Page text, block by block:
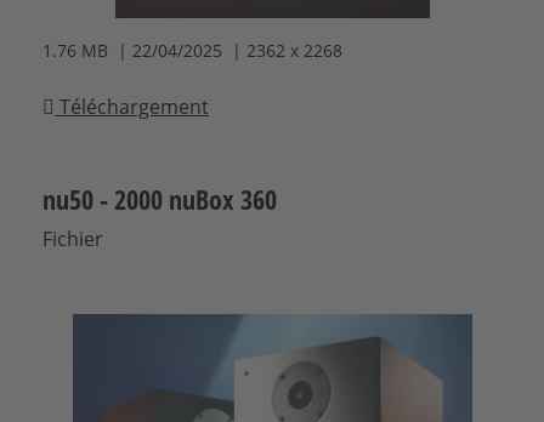
1.76 MB | 22/04/2025 | 2362 x 2268
Téléchargement
nu50 - 2000 nuBox 360
Fichier